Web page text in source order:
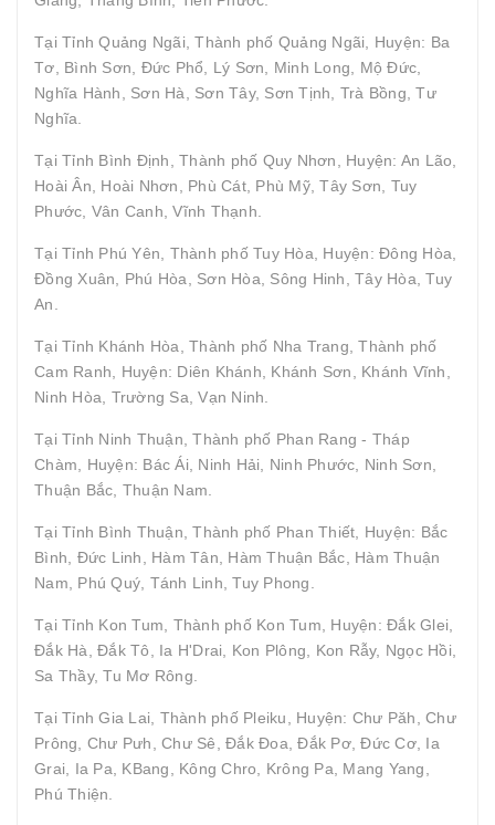
Tại Tỉnh Quảng Ngãi, Thành phố Quảng Ngãi, Huyện: Ba
Tơ, Bình Sơn, Đức Phổ, Lý Sơn, Minh Long, Mộ Đức,
Nghĩa Hành, Sơn Hà, Sơn Tây, Sơn Tịnh, Trà Bồng, Tư
Nghĩa.
Tại Tỉnh Bình Định, Thành phố Quy Nhơn, Huyện: An Lão,
Hoài Ân, Hoài Nhơn, Phù Cát, Phù Mỹ, Tây Sơn, Tuy
Phước, Vân Canh, Vĩnh Thạnh.
Tại Tỉnh Phú Yên, Thành phố Tuy Hòa, Huyện: Đông Hòa,
Đồng Xuân, Phú Hòa, Sơn Hòa, Sông Hinh, Tây Hòa, Tuy
An.
Tại Tỉnh Khánh Hòa, Thành phố Nha Trang, Thành phố
Cam Ranh, Huyện: Diên Khánh, Khánh Sơn, Khánh Vĩnh,
Ninh Hòa, Trường Sa, Vạn Ninh.
Tại Tỉnh Ninh Thuận, Thành phố Phan Rang - Tháp
Chàm, Huyện: Bác Ái, Ninh Hải, Ninh Phước, Ninh Sơn,
Thuận Bắc, Thuận Nam.
Tại Tỉnh Bình Thuận, Thành phố Phan Thiết, Huyện: Bắc
Bình, Đức Linh, Hàm Tân, Hàm Thuận Bắc, Hàm Thuận
Nam, Phú Quý, Tánh Linh, Tuy Phong.
Tại Tỉnh Kon Tum, Thành phố Kon Tum, Huyện: Đắk Glei,
Đắk Hà, Đắk Tô, Ia H'Drai, Kon Plông, Kon Rẫy, Ngọc Hồi,
Sa Thầy, Tu Mơ Rông.
Tại Tỉnh Gia Lai, Thành phố Pleiku, Huyện: Chư Păh, Chư
Prông, Chư Pưh, Chư Sê, Đắk Đoa, Đắk Pơ, Đức Cơ, Ia
Grai, Ia Pa, KBang, Kông Chro, Krông Pa, Mang Yang,
Phú Thiện.